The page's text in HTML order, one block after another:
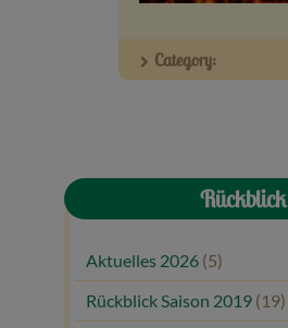
Veranstaltungen
Category:
Rückblick
Aktuelles 2026 (5)
Rückblick Saison 2019 (19)